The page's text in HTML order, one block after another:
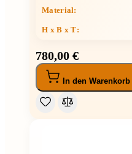
Material:
H x B x T:
780,00 €
In den Warenkorb